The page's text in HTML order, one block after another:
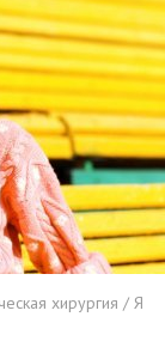
хирургия / Я